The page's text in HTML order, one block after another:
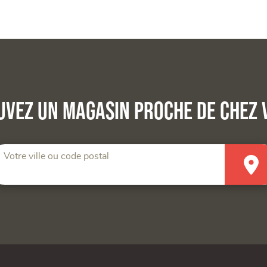
un magasin proche de chez
Votre ville ou code postal